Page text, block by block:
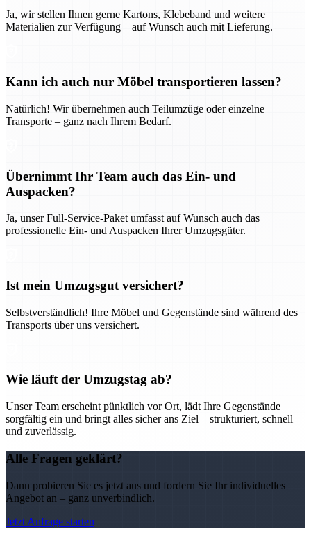
Ja, wir stellen Ihnen gerne Kartons, Klebeband und weitere
Materialien zur Verfügung – auf Wunsch auch mit Lieferung.
Kann ich auch nur Möbel transportieren lassen?
Natürlich! Wir übernehmen auch Teilumzüge oder einzelne
Transporte – ganz nach Ihrem Bedarf.
Übernimmt Ihr Team auch das Ein- und
Auspacken?
Ja, unser Full-Service-Paket umfasst auf Wunsch auch das
professionelle Ein- und Auspacken Ihrer Umzugsgüter.
Ist mein Umzugsgut versichert?
Selbstverständlich! Ihre Möbel und Gegenstände sind während des
Transports über uns versichert.
Wie läuft der Umzugstag ab?
Unser Team erscheint pünktlich vor Ort, lädt Ihre Gegenstände
sorgfältig ein und bringt alles sicher ans Ziel – strukturiert, schnell
und zuverlässig.
Alle Fragen geklärt?
Dann probieren Sie es jetzt aus und fordern Sie Ihr individuelles
Angebot an – ganz unverbindlich.
Jetzt Anfrage starten